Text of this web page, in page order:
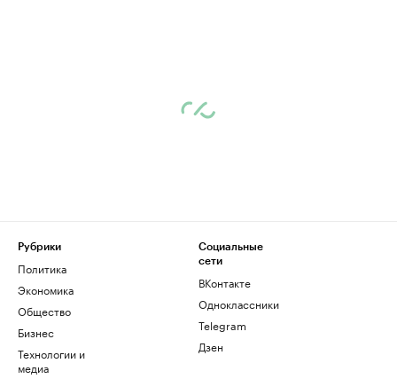
Рубрики
Политика
Экономика
Общество
Бизнес
Технологии и
медиа
Социальные
сети
ВКонтакте
Одноклассники
Telegram
Дзен